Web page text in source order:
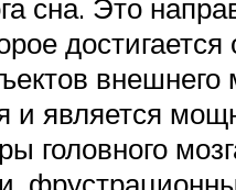
сна. Это
и является
головного